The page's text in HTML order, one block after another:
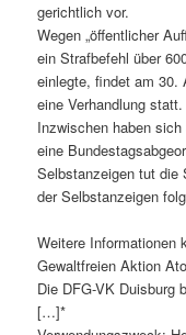
gerichtlich vor.
Wegen „öffentlicher
ein Strafbefehl über
einlegte, findet am 30.
eine Verhandlung statt.
Inzwischen haben
eine
Selbstanzeigen tut die
der Selbstanzeigen
Weitere Informationen
Gewaltfreien Aktion
Die DFG-VK Duisburg
[…]*